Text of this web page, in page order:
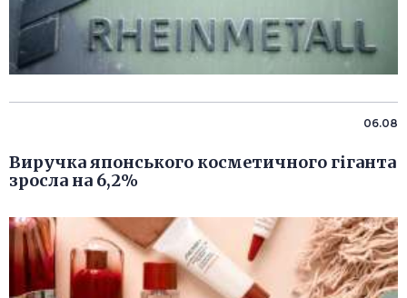
06.08
Виручка японського косметичного гіганта
зросла на 6,2%